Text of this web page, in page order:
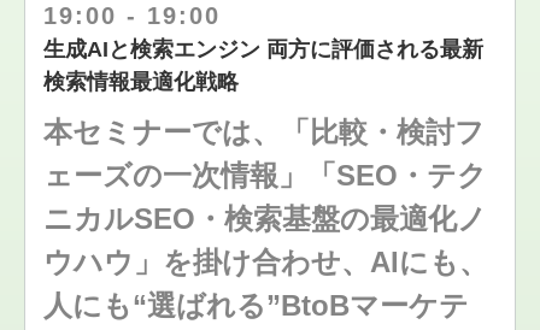
19:00 - 19:00
生成AIと検索エンジン 両方に評価される最新
検索情報最適化戦略
本セミナーでは、「比較・検討フ
ェーズの一次情報」「SEO・テク
ニカルSEO・検索基盤の最適化ノ
ウハウ」を掛け合わせ、AIにも、
人にも“選ばれる”BtoBマーケテ